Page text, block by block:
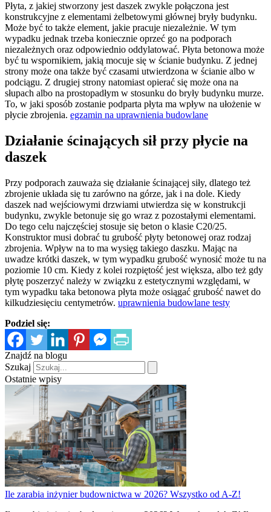
Płyta, z jakiej stworzony jest daszek zwykle połączona jest
konstrukcyjne z elementami żelbetowymi głównej bryły budynku.
Może być to także element, jakie pracuje niezależnie. W tym
wypadku jednak trzeba koniecznie oprzeć go na podporach
niezależnych oraz odpowiednio oddylatować. Płyta betonowa może
być tu wspornikiem, jakią mocuje się w ścianie budynku. Z jednej
strony może ona także być czasami utwierdzona w ścianie albo w
podciągu. Z drugiej strony natomiast opierać się może ona na
słupach albo na prostopadłym w stosunku do bryły budynku murze.
To, w jaki sposób zostanie podparta płyta ma wpływ na ułożenie w
płycie zbrojenia. egzamin na uprawnienia budowlane
Działanie ścinających sił przy płycie na
daszek
Przy podporach zauważa się działanie ścinającej siły, dlatego też
zbrojenie układa się tu zarówno na górze, jak i na dole. Kiedy
daszek nad wejściowymi drzwiami utwierdza się w konstrukcji
budynku, zwykle betonuje się go wraz z pozostałymi elementami.
Do tego celu najczęściej stosuje się beton o klasie C20/25.
Konstruktor musi dobrać tu grubość płyty betonowej oraz rodzaj
zbrojenia. Wpływ na to ma wysięg takiego daszku. Mając na
uwadze krótki daszek, w tym wypadku grubość wynosić może tu na
poziomie 10 cm. Kiedy z kolei rozpiętość jest większa, albo też gdy
płytę poszerzyć należy w związku z estetycznymi względami, w
tym wypadku taka betonowa płyta może osiągać grubość nawet do
kilkudziesięciu centymetrów. uprawnienia budowlane testy
Podziel się:
Znajdź na blogu
Szukaj
Ostatnie wpisy
Ile zarabia inżynier budownictwa w 2026? Wszystko od A-Z!